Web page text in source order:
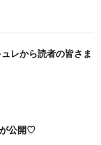
レから読者の皆さま
公開♡